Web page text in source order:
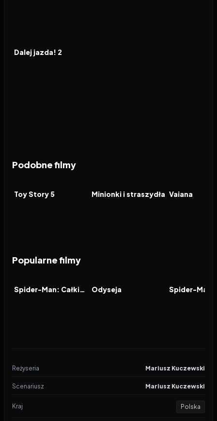
FILM
Dalej jazda! 2
Podobne filmy
FILM
Toy Story 5 FILM
Minionki i straszydła FILM
Vaiana
Popularne filmy
FILM Spider-Man: Całkiem nowy dzień FILM
Odyseja FILM
Reżyseria Mariusz Kuczewski
Scenariusz Mariusz Kuczewski
Kraj Polska